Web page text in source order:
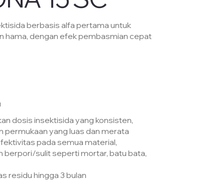
berbasis alfa pertama untuk
hama, dengan efek pembasmian cepat
dosis insektisida yang konsisten,
permukaan yang luas dan merata
pada semua material,
berpori/sulit seperti mortar, batu bata,
residu hingga 3 bulan